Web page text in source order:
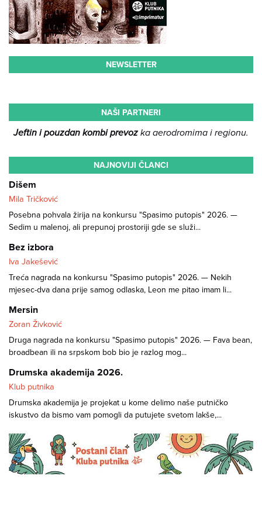
NEWSLETTER
NAŠI PARTNERI
Jeftin i pouzdan kombi prevozka aerodromima i regionu.
NAJNOVIJI ČLANCI
Dišem
Mila Tričković
Posebna pohvala žirija na konkursu "Spasimo putopis" 2026. —
Sedim u malenoj, ali prepunoj prostoriji gde se služi...
Bez izbora
Iva Jakešević
Treća nagrada na konkursu "Spasimo putopis" 2026. — Nekih
mjesec-dva dana prije samog odlaska, Leon me pitao imam li...
Mersin
Zoran Živković
Druga nagrada na konkursu "Spasimo putopis" 2026. — Fava bean,
broadbean ili na srpskom bob bio je razlog mog...
Drumska akademija 2026.
Klub putnika
Drumska akademija je projekat u kome delimo naše putničko
iskustvo da bismo vam pomogli da putujete svetom lakše,...